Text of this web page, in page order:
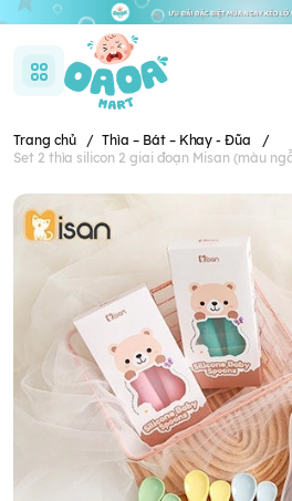
Trang chủ / Thìa – Bát – Khay - Đũa
/
Set 2 thìa silicon 2 giai đoạn Misan (màu